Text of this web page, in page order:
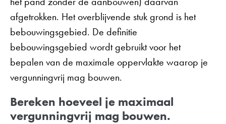
afgetrokken. Het overblijvende stuk grond is het
bebouwingsgebied. De definitie
bebouwingsgebied wordt gebruikt voor het
bepalen van de maximale oppervlakte waarop je
vergunningvrij mag bouwen.
Bereken hoeveel je maximaal
vergunningvrij mag bouwen.